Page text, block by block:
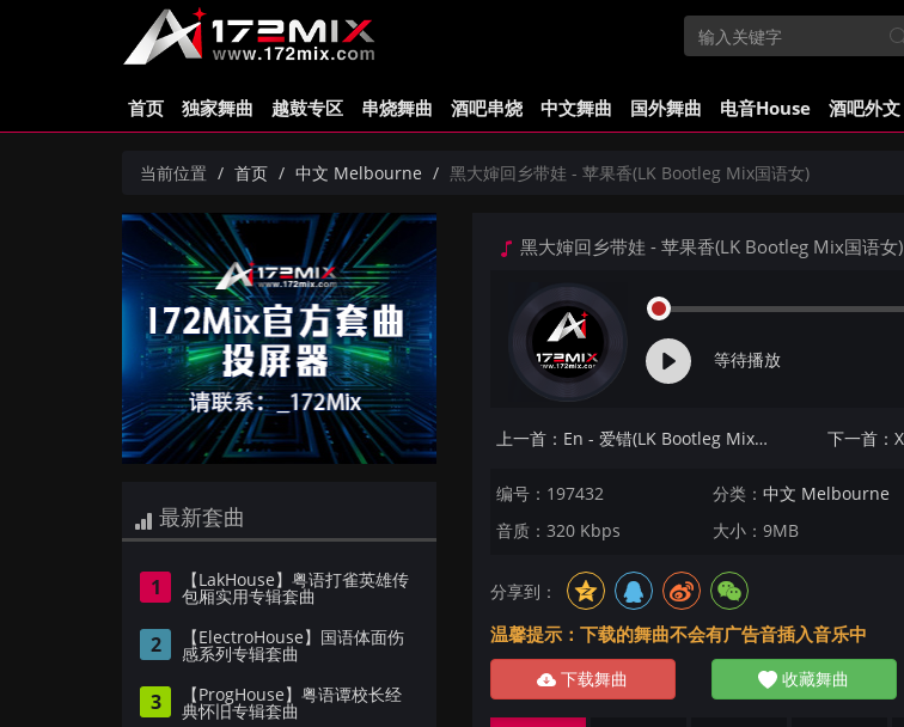
首页 独家舞曲 越鼓专区 串烧舞曲 酒吧串烧 中文舞曲 国外舞曲 电音House 酒吧外文
当前位置 首页 中文 Melbourne 黑大婶回乡带娃 - 苹果香(LK Bootleg Mix国语女)
最新套曲
1 【LakHouse】粤语打雀英雄传
包厢实用专辑套曲
2 【ElectroHouse】国语体面伤
感系列专辑套曲
3 【ProgHouse】粤语谭校长经
典怀旧专辑套曲
黑大婶回乡带娃 - 苹果香(LK Bootleg Mix国语女)
等待播放
上一首：En - 爱错(LK Bootleg Mix国语男)
编号：197432 分类：中文 Melbourne
音质：320 Kbps
大小：9MB
分享到：
温馨提示：下载的舞曲不会有广告音插入音乐中
下载舞曲 收藏舞曲